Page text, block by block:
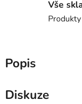
Vše
Popis
Diskuze